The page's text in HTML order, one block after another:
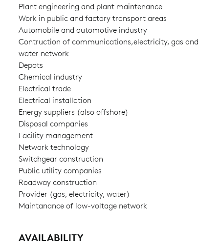
Plant engineering and plant maintenance
Work in public and factory transport areas
Automobile and automotive industry
Contruction of communications,electricity, gas and
water network
Depots
Chemical industry
Electrical trade
Electrical installation
Energy suppliers (also offshore)
Disposal companies
Facility management
Network technology
Switchgear construction
Public utility companies
Roadway construction
Provider (gas, electricity, water)
Maintanance of low-voltage network
AVAILABILITY